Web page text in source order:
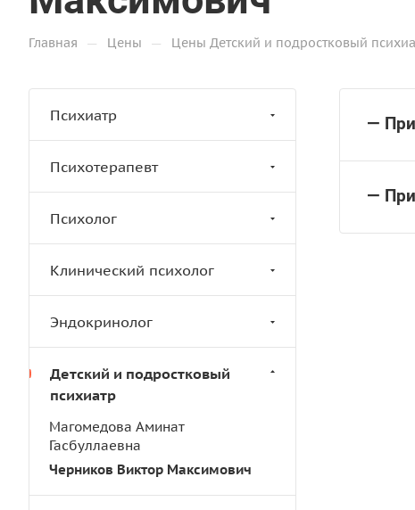
Главная — Цены — Цены Детский и подростковый
—
—
Психиатр
Психотерапевт
Психолог
Клинический психолог
Эндокринолог
Детский и подростковый
психиатр
Магомедова Аминат
Гасбуллаевна
Черников Виктор Максимович